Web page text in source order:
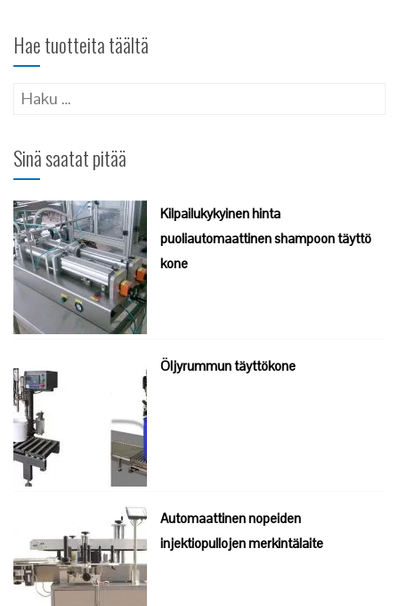
Hae tuotteita täältä
Haku:
Sinä saatat pitää
Kilpailukykyinen hinta
puoliautomaattinen shampoon täyttö
kone
Öljyrummun täyttökone
Automaattinen nopeiden
injektiopullojen merkintälaite